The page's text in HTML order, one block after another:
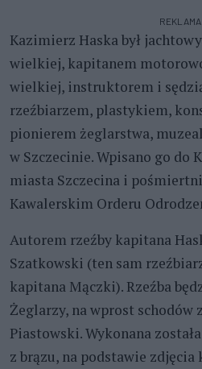
REKLAMA
Kazimierz Haska był
wielkiej, kapitanem
wielkiej, instruktorem i
rzeźbiarzem, plastykiem,
pionierem żeglarstwa,
w Szczecinie. Wpisano go do
miasta Szczecina i
Kawalerskim Orderu
Autorem rzeźby kapitana
Szatkowski (ten sam
kapitana Mączki). Rzeźba
Żeglarzy, na wprost schodów
Piastowski. Wykonana
z brązu, na podstawie